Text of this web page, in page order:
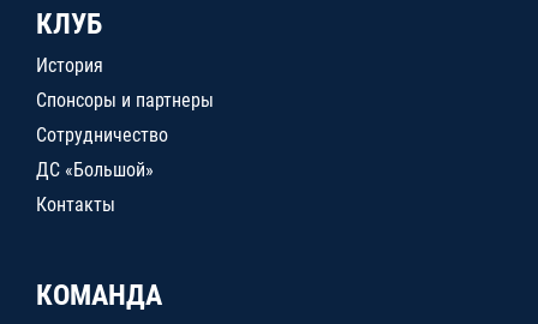
КЛУБ
История
Спонсоры и партнеры
Сотрудничество
ДС «Большой»
Контакты
КОМАНДА